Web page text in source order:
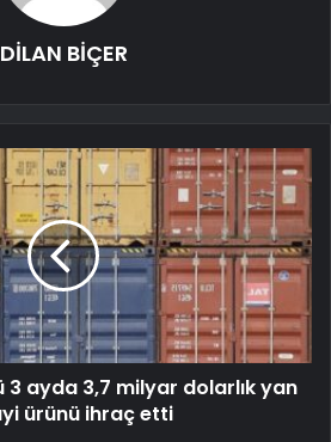
DİLAN BİÇER
ayda 3,7 milyar dolarlık yan
ürünü ihraç etti